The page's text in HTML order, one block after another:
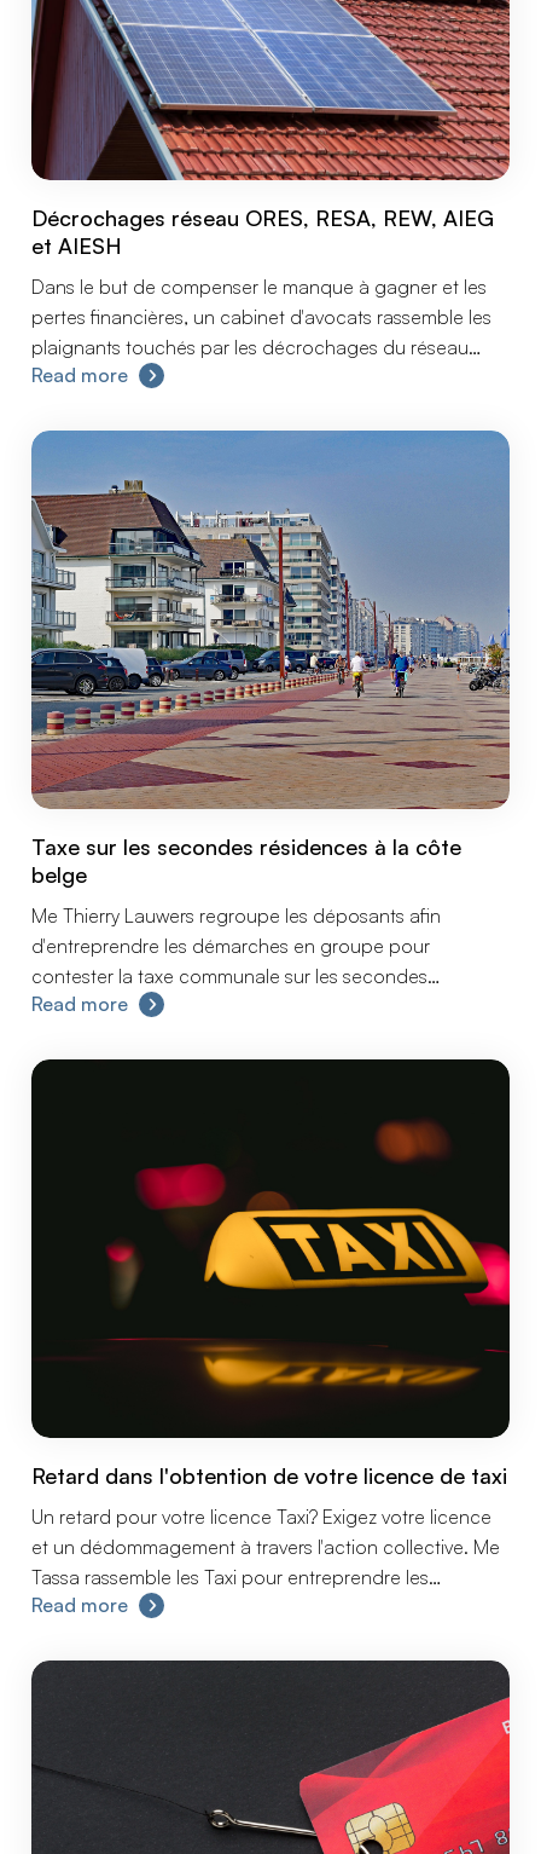
Décrochages réseau ORES, RESA, REW, AIEG
et AIESH
Dans le but de compenser le manque à gagner et les
pertes financières, un cabinet d'avocats rassemble les
plaignants touchés par les décrochages du réseau
ORES, RESA, REW, AIEG et AIESH.
Read more
Taxe sur les secondes résidences à la côte
belge
Me Thierry Lauwers regroupe les déposants afin
d'entreprendre les démarches en groupe pour
contester la taxe communale sur les secondes
résidences en raison de son caractère illégal.
Read more
Retard dans l'obtention de votre licence de taxi
Un retard pour votre licence Taxi? Exigez votre licence
et un dédommagement à travers l'action collective. Me
Tassa rassemble les Taxi pour entreprendre les
démarches en groupe afin de contester le temps
Read more